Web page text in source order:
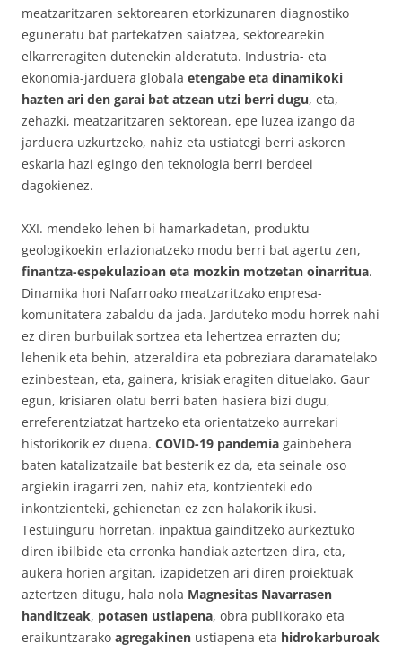
meatzaritzaren sektorearen etorkizunaren diagnostiko
eguneratu bat partekatzen saiatzea, sektorearekin
elkarreragiten dutenekin alderatuta. Industria- eta
ekonomia-jarduera globala etengabe eta dinamikoki
hazten ari den garai bat atzean utzi berri dugu, eta,
zehazki, meatzaritzaren sektorean, epe luzea izango da
jarduera uzkurtzeko, nahiz eta ustiategi berri askoren
eskaria hazi egingo den teknologia berri berdeei
dagokienez.
XXI. mendeko lehen bi hamarkadetan, produktu
geologikoekin erlazionatzeko modu berri bat agertu zen,
finantza-espekulazioan eta mozkin motzetan oinarritua.
Dinamika hori Nafarroako meatzaritzako enpresa-
komunitatera zabaldu da jada. Jarduteko modu horrek nahi
ez diren burbuilak sortzea eta lehertzea errazten du;
lehenik eta behin, atzeraldira eta pobreziara daramatelako
ezinbestean, eta, gainera, krisiak eragiten dituelako. Gaur
egun, krisiaren olatu berri baten hasiera bizi dugu,
erreferentziatzat hartzeko eta orientatzeko aurrekari
historikorik ez duena. COVID-19 pandemia gainbehera
baten katalizatzaile bat besterik ez da, eta seinale oso
argiekin iragarri zen, nahiz eta, kontzienteki edo
inkontzienteki, gehienetan ez zen halakorik ikusi.
Testuinguru horretan, inpaktua gainditzeko aurkeztuko
diren ibilbide eta erronka handiak aztertzen dira, eta,
aukera horien argitan, izapidetzen ari diren proiektuak
aztertzen ditugu, hala nola Magnesitas Navarrasen
handitzeak, potasen ustiapena, obra publikorako eta
eraikuntzarako agregakinen ustiapena eta hidrokarburoak